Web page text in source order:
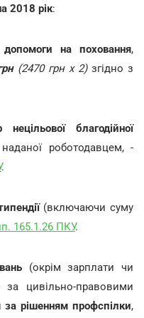
2018 рік:
допомоги на поховання,
(2470 грн х 2)згідно з
благодійної
роботодавцем, -
.
(включаючи суму
165.1.26 ПКУ.
(окрім зарплати чи
цивільно-правовими
рішенням профспілки,